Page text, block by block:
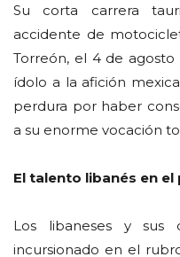
Su corta carrera
accidente de
Torreón, el 4 de
ídolo a la afición
perdura por haber
a su enorme vocación
El talento libanés en
Los libaneses y sus
incursionado en el